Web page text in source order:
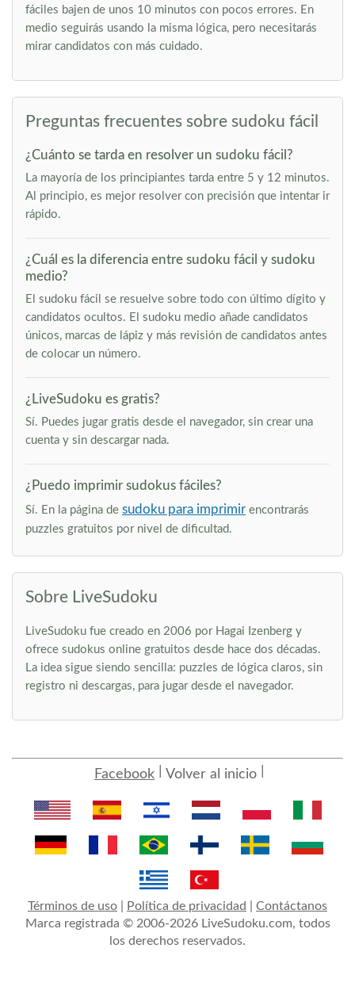
fáciles bajen de unos 10 minutos con pocos errores. En
medio seguirás usando la misma lógica, pero necesitarás
mirar candidatos con más cuidado.
Preguntas frecuentes sobre sudoku fácil
¿Cuánto se tarda en resolver un sudoku fácil?
La mayoría de los principiantes tarda entre 5 y 12 minutos.
Al principio, es mejor resolver con precisión que intentar ir
rápido.
¿Cuál es la diferencia entre sudoku fácil y sudoku
medio?
El sudoku fácil se resuelve sobre todo con último dígito y
candidatos ocultos. El sudoku medio añade candidatos
únicos, marcas de lápiz y más revisión de candidatos antes
de colocar un número.
¿LiveSudoku es gratis?
Sí. Puedes jugar gratis desde el navegador, sin crear una
cuenta y sin descargar nada.
¿Puedo imprimir sudokus fáciles?
Sí. En la página de sudoku para imprimir encontrarás
puzzles gratuitos por nivel de dificultad.
Sobre LiveSudoku
LiveSudoku fue creado en 2006 por Hagai Izenberg y
ofrece sudokus online gratuitos desde hace dos décadas.
La idea sigue siendo sencilla: puzzles de lógica claros, sin
registro ni descargas, para jugar desde el navegador.
Facebook Volver al inicio
Términos de uso Política de privacidad
Contáctanos
Marca registrada © 2006-2026 LiveSudoku.com, todos
los derechos reservados.